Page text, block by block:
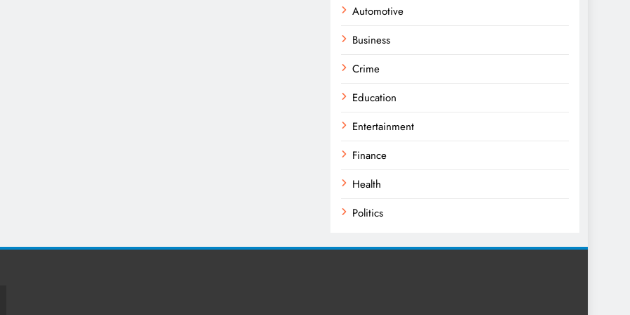
Automotive
Business
Crime
Education
Entertainment
Finance
Health
Politics